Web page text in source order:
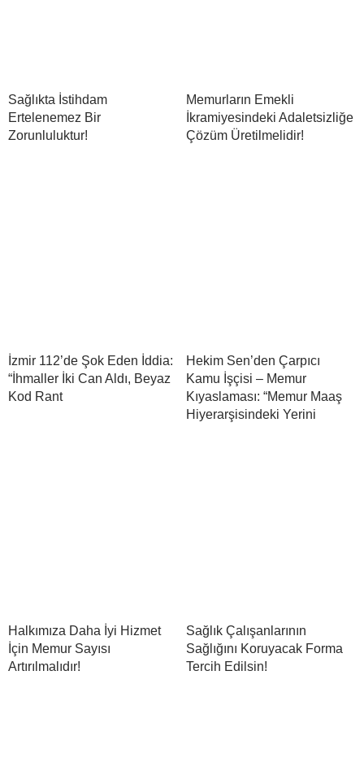
Sağlıkta İstihdam
Ertelenemez Bir
Zorunluluktur!
Memurların Emekli
İkramiyesindeki Adaletsizliğe
Çözüm Üretilmelidir!
İzmir 112’de Şok Eden İddia:
“İhmaller İki Can Aldı, Beyaz
Kod Rant
Hekim Sen’den Çarpıcı
Kamu İşçisi – Memur
Kıyaslaması: “Memur Maaş
Hiyerarşisindeki Yerini
Halkımıza Daha İyi Hizmet
İçin Memur Sayısı
Artırılmalıdır!
Sağlık Çalışanlarının
Sağlığını Koruyacak Forma
Tercih Edilsin!